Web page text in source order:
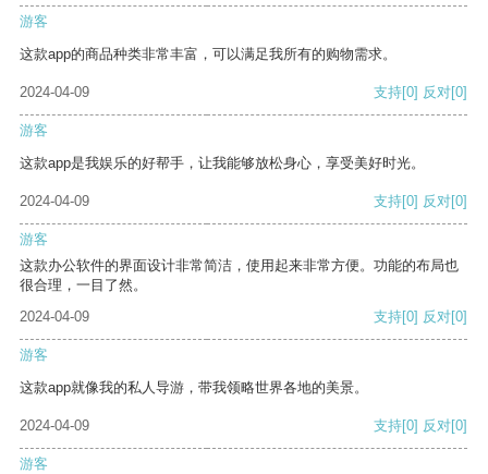
游客
这款app的商品种类非常丰富，可以满足我所有的购物需求。
2024-04-09 支持[0] 反对[0]
游客
这款app是我娱乐的好帮手，让我能够放松身心，享受美好时光。
2024-04-09 支持[0] 反对[0]
游客
这款办公软件的界面设计非常简洁，使用起来非常方便。功能的布局也
很合理，一目了然。
2024-04-09
支持[0] 反对[0]
游客
这款app就像我的私人导游，带我领略世界各地的美景。
2024-04-09 支持[0] 反对[0]
游客